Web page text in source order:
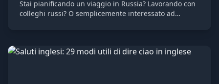
Stai pianificando un viaggio in Russia? Lavorando con
colleghi russi? O semplicemente interessato ad
salutare in russo, dalle espressioni più formali allo